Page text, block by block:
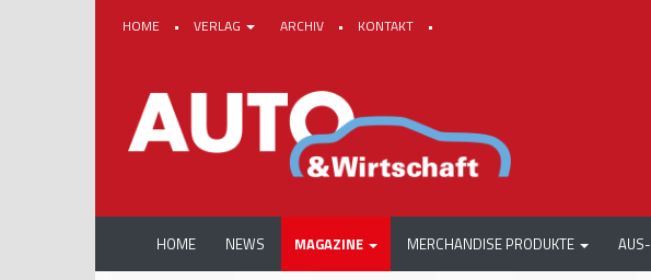
HOME • VERLAG ARCHIV • KONTAKT •
HOME NEWS MAGAZINE MERCHANDISE PRODUKTE